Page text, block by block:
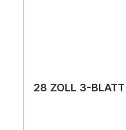
28 ZOLL 3-BLATT